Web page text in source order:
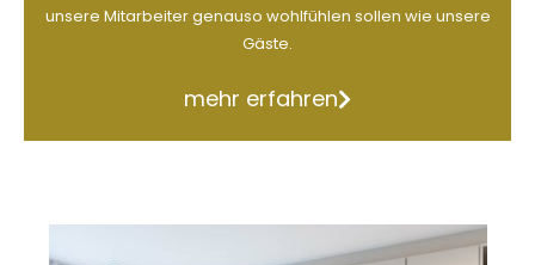
unsere Mitarbeiter genauso wohlfühlen sollen wie unsere
Gäste.
mehr erfahren